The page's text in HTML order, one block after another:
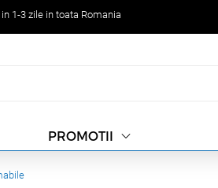
in 1-3 zile in toata Romania
PROMOTII